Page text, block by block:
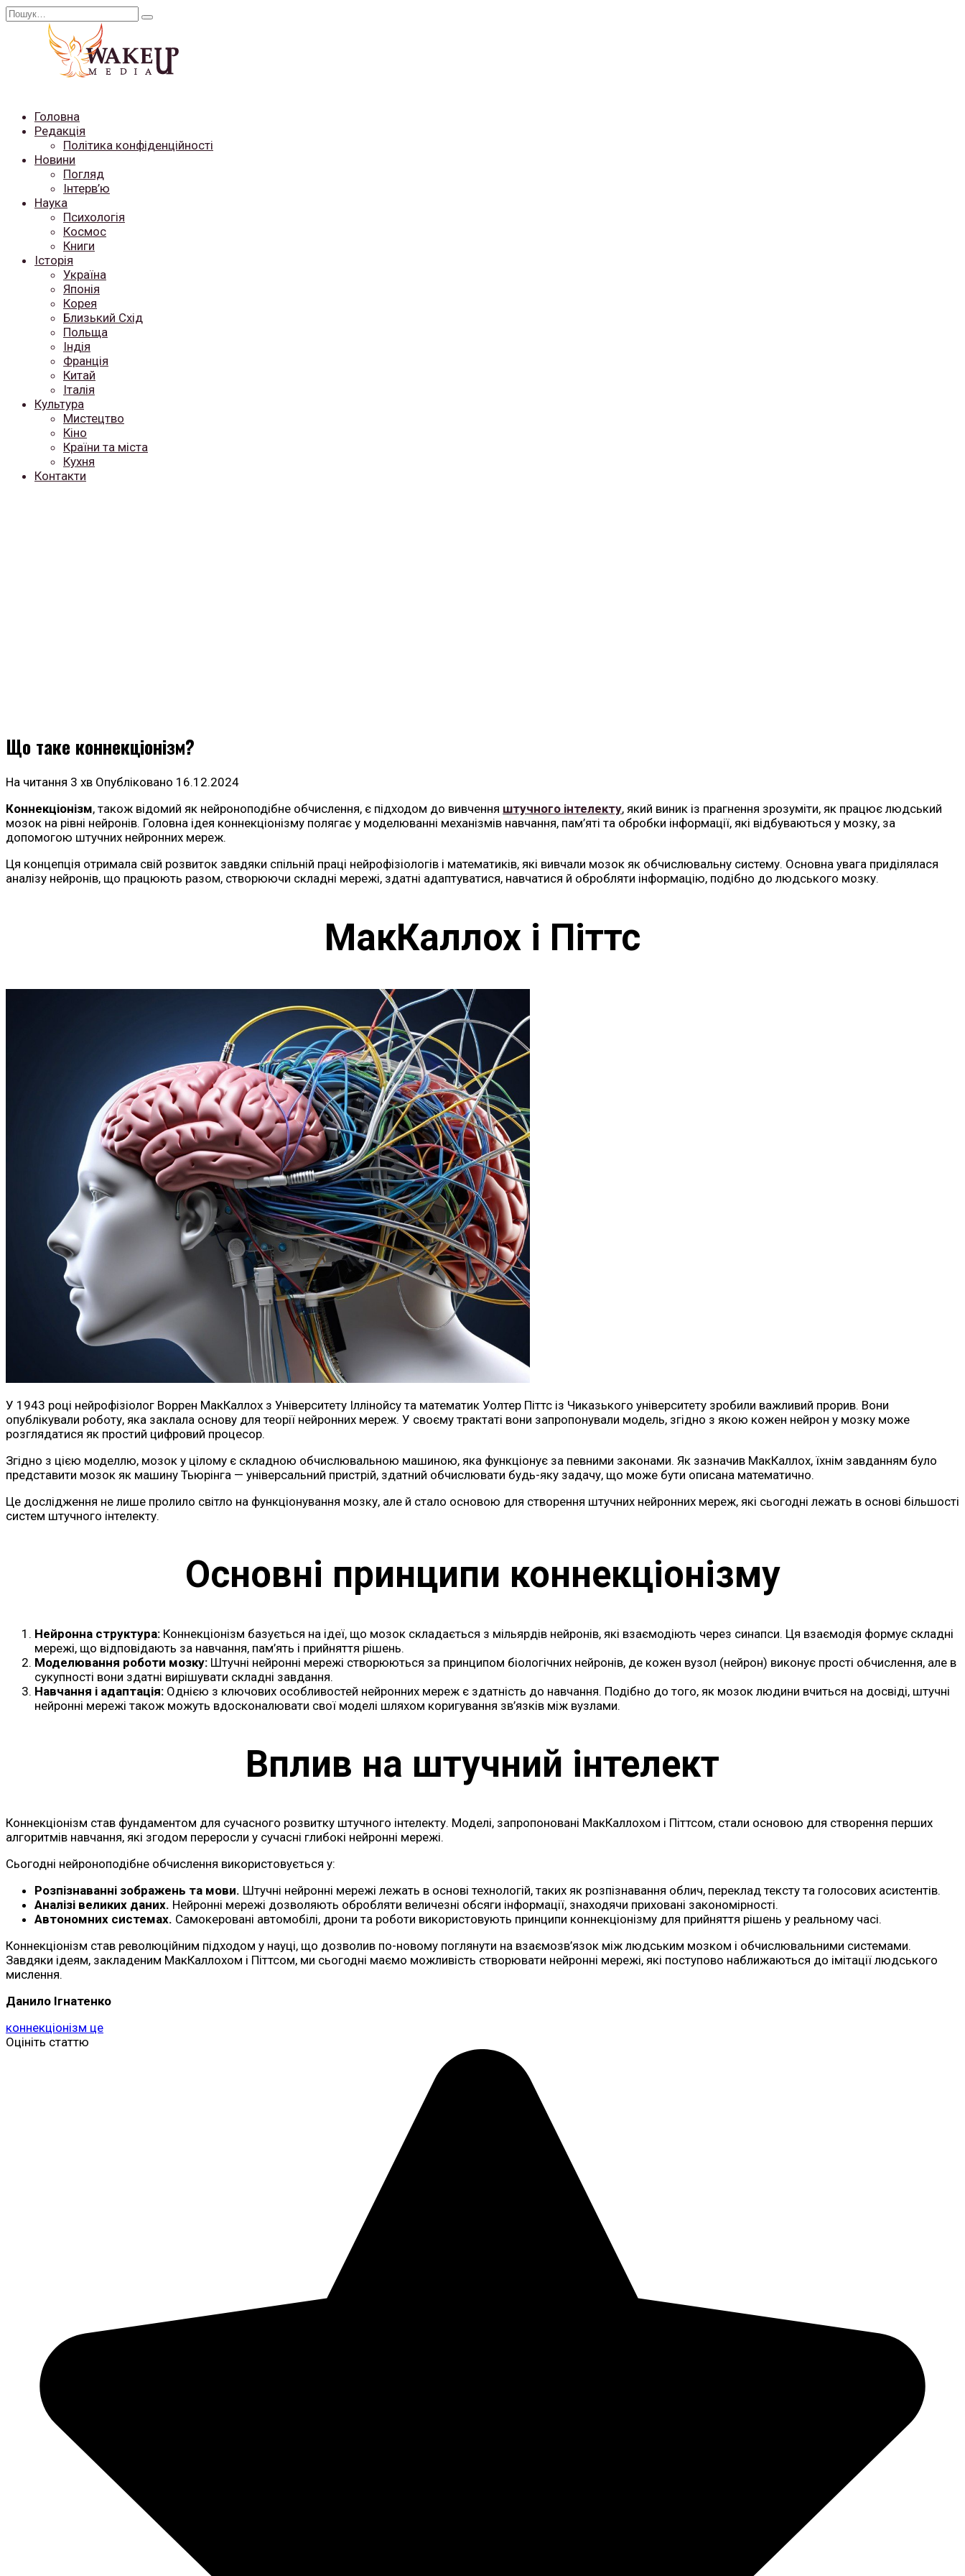
Перейти
Search
Головна
Редакція
Політика конфіденційності
Новини
Погляд
Інтерв’ю
Наука
Психологія
Космос
Книги
Історія
Україна
Японія
Корея
Близький Схід
Польща
Індія
Франція
Китай
Італія
Культура
Мистецтво
Кіно
Країни та міста
Кухня
Контакти
Що таке коннекціонізм?
На читання 3 хв Опубліковано 16.12.2024
Коннекціонізм, також відомий як нейроноподібне обчислення, є підходом до вивчення штучного інтелекту, який виник із прагнення зрозуміти, як працює людський
мозок на рівні нейронів. Головна ідея коннекціонізму полягає у моделюванні механізмів навчання, пам’яті та обробки інформації, які відбуваються у мозку, за
допомогою штучних нейронних мереж.
Ця концепція отримала свій розвиток завдяки спільній праці нейрофізіологів і математиків, які вивчали мозок як обчислювальну систему. Основна увага приділялася
аналізу нейронів, що працюють разом, створюючи складні мережі, здатні адаптуватися, навчатися й обробляти інформацію, подібно до людського мозку.
МакКаллох і Піттс
У 1943 році нейрофізіолог Воррен МакКаллох з Університету Іллінойсу та математик Уолтер Піттс із Чиказького університету зробили важливий прорив. Вони
опублікували роботу, яка заклала основу для теорії нейронних мереж. У своєму трактаті вони запропонували модель, згідно з якою кожен нейрон у мозку може
розглядатися як простий цифровий процесор.
Згідно з цією моделлю, мозок у цілому є складною обчислювальною машиною, яка функціонує за певними законами. Як зазначив МакКаллох, їхнім завданням було
представити мозок як машину Тьюрінга — універсальний пристрій, здатний обчислювати будь-яку задачу, що може бути описана математично.
Це дослідження не лише пролило світло на функціонування мозку, але й стало основою для створення штучних нейронних мереж, які сьогодні лежать в основі більшості
систем штучного інтелекту.
Основні принципи коннекціонізму
Нейронна структура: Коннекціонізм базується на ідеї, що мозок складається з мільярдів нейронів, які взаємодіють через синапси. Ця взаємодія формує складні
мережі, що відповідають за навчання, пам’ять і прийняття рішень.
Моделювання роботи мозку: Штучні нейронні мережі створюються за принципом біологічних нейронів, де кожен вузол (нейрон) виконує прості обчислення, але в
сукупності вони здатні вирішувати складні завдання.
Навчання і адаптація: Однією з ключових особливостей нейронних мереж є здатність до навчання. Подібно до того, як мозок людини вчиться на досвіді, штучні
нейронні мережі також можуть вдосконалювати свої моделі шляхом коригування зв’язків між вузлами.
Вплив на штучний інтелект
Коннекціонізм став фундаментом для сучасного розвитку штучного інтелекту. Моделі, запропоновані МакКаллохом і Піттсом, стали основою для створення перших
алгоритмів навчання, які згодом переросли у сучасні глибокі нейронні мережі.
Сьогодні нейроноподібне обчислення використовується у:
Розпізнаванні зображень та мови. Штучні нейронні мережі лежать в основі технологій, таких як розпізнавання облич, переклад тексту та голосових асистентів.
Аналізі великих даних. Нейронні мережі дозволяють обробляти величезні обсяги інформації, знаходячи приховані закономірності.
Автономних системах. Самокеровані автомобілі, дрони та роботи використовують принципи коннекціонізму для прийняття рішень у реальному часі.
Коннекціонізм став революційним підходом у науці, що дозволив по-новому поглянути на взаємозв’язок між людським мозком і обчислювальними системами.
Завдяки ідеям, закладеним МакКаллохом і Піттсом, ми сьогодні маємо можливість створювати нейронні мережі, які поступово наближаються до імітації людського
мислення.
Данило Ігнатенко
коннекціонізм це
Оцініть статтю